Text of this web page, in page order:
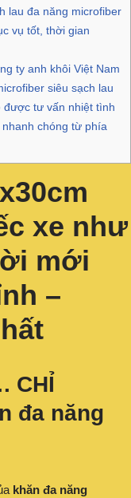
lau đa năng microfiber
vụ tốt, thời gian
ty anh khôi Việt Nam
siêu sạch lau
được tư vấn nhiệt tình
chóng từ phía
xe như
mới
–
CHỈ
đa năng
khăn đa năng